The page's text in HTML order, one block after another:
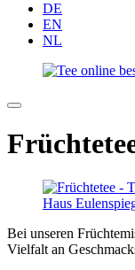
DE
EN
NL
Bei unseren
Vielfalt an